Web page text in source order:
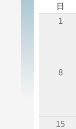
日
1
8
15